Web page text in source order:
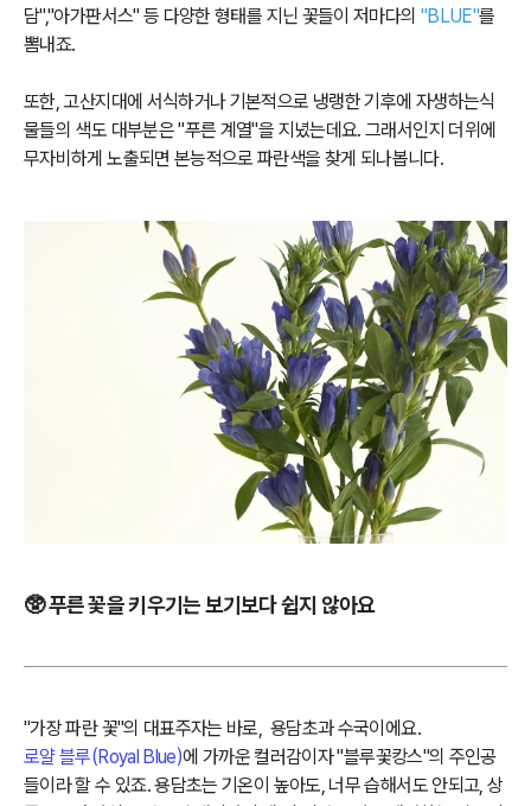
담","아가판서스" 등 다양한 형태를 지닌 꽃들이 저마다의 "BLUE"를
뽐내죠.
또한, 고산지대에 서식하거나 기본적으로 냉랭한 기후에 자생하는식
물들의 색도 대부분은 "푸른 계열"을 지녔는데요. 그래서인지 더위에
무자비하게 노출되면 본능적으로 파란색을 찾게 되나봅니다.
🥸 푸른 꽃을 키우기는 보기보다 쉽지 않아요
"가장 파란 꽃"의 대표주자는 바로, 용담초과 수국이에요.
로얄 블루(Royal Blue)에 가까운 컬러감이자 "블루꽃캉스"의 주인공
들이라 할 수 있죠. 용담초는 기온이 높아도, 너무 습해서도 안되고, 상